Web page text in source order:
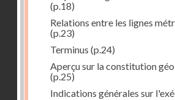
(p.18)
Relations entre les lignes
(p.23)
Terminus (p.24)
Aperçu sur la constitution
(p.25)
Indications générales sur